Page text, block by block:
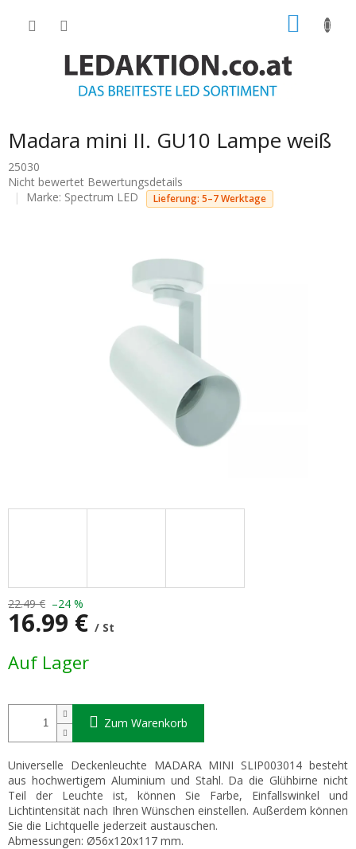
Madara mini II. GU10 Lampe weiß
25030
Die
durchschnittliche
Nicht bewertet Bewertungsdetails
Marke: Spectrum LED Lieferung: 5–7 Werktage
22.49 € –24 %
16.99 € / St
Auf Lager
Zum Warenkorb
Universelle Deckenleuchte MADARA MINI SLIP003014 besteht
aus hochwertigem Aluminium und Stahl. Da die Glühbirne nicht
Teil der Leuchte ist, können Sie Farbe, Einfallswinkel und
Lichtintensität nach Ihren Wünschen einstellen. Außerdem können
Sie die Lichtquelle jederzeit austauschen.
Abmessungen: Ø56x120x117 mm.